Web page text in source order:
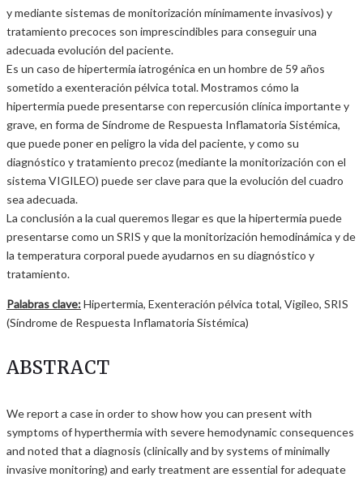
y mediante sistemas de monitorización mínimamente invasivos) y
tratamiento precoces son imprescindibles para conseguir una
adecuada evolución del paciente.
Es un caso de hipertermia iatrogénica en un hombre de 59 años
sometido a exenteración pélvica total. Mostramos cómo la
hipertermia puede presentarse con repercusión clínica importante y
grave, en forma de Síndrome de Respuesta Inflamatoria Sistémica,
que puede poner en peligro la vida del paciente, y como su
diagnóstico y tratamiento precoz (mediante la monitorización con el
sistema VIGILEO) puede ser clave para que la evolución del cuadro
sea adecuada.
La conclusión a la cual queremos llegar es que la hipertermia puede
presentarse como un SRIS y que la monitorización hemodinámica y de
la temperatura corporal puede ayudarnos en su diagnóstico y
tratamiento.
Palabras clave:Hipertermia, Exenteración pélvica total, Vigileo, SRIS
(Síndrome de Respuesta Inflamatoria Sistémica)
ABSTRACT
We report a case in order to show how you can present with
symptoms of hyperthermia with severe hemodynamic consequences
and noted that a diagnosis (clinically and by systems of minimally
invasive monitoring) and early treatment are essential for adequate